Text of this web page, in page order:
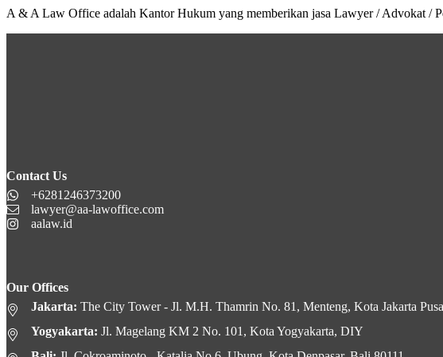
A & A Law Office adalah Kantor Hukum yang memberikan jasa Lawyer / Advokat /
Contact Us
+6281246373200
lawyer@aa-lawoffice.com
aalaw.id
Our Offices
Jakarta: The City Tower - Jl. M.H. Thamrin No. 81, Menteng, Kota Jakarta
Yogyakarta: Jl. Magelang KM 2 No. 101, Kota Yogyakarta, DIY